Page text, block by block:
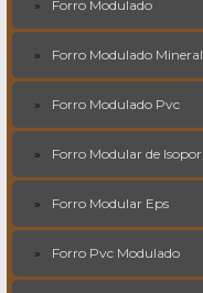
Forro Modulado
Forro Modulado Mineral
Forro Modulado Pvc
Forro Modular de Isopor
Forro Modular Eps
Forro Pvc Modulado